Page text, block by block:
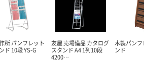
へ カゴへ カ
所 パンフレット
ド 10段 YS-G
友屋 売場備品 カタログ
スタンド A4 1列10段
4200…
木製パン
ンド